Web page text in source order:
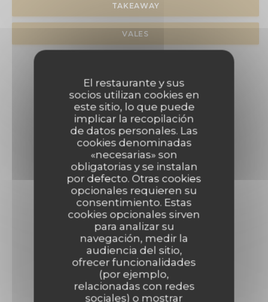
El restaurante y sus
socios utilizan cookies en
este sitio, lo que puede
implicar la recopilación
de datos personales. Las
cookies denominadas
«necesarias» son
obligatorias y se instalan
por defecto. Otras cookies
opcionales requieren su
consentimiento. Estas
cookies opcionales sirven
para analizar su
navegación, medir la
audiencia del sitio,
ofrecer funcionalidades
(por ejemplo,
relacionadas con redes
sociales) o mostrar
TAKEAWAY
VALES